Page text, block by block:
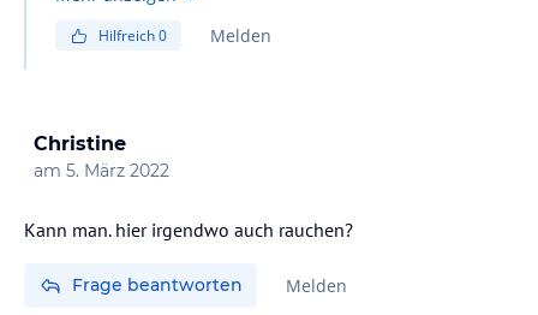
Hilfreich0 Melden
Christine
am 5. März 2022
Kann man. hier irgendwo auch rauchen?
Frage beantworten Melden